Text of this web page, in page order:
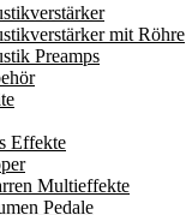
mit Röhre
Preamps
Effekte
Multieffekte
Pedale